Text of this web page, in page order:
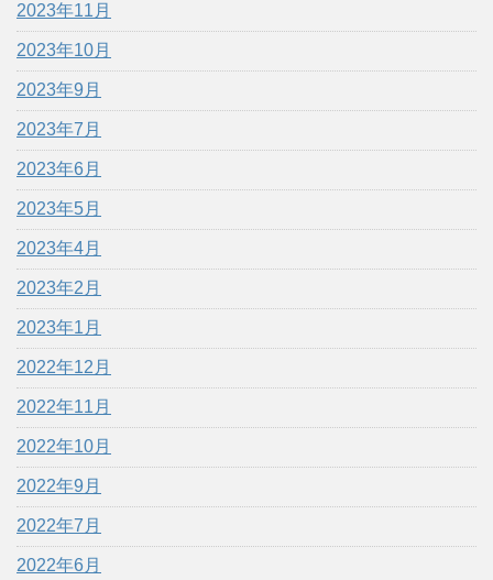
2023年11月
2023年10月
2023年9月
2023年7月
2023年6月
2023年5月
2023年4月
2023年2月
2023年1月
2022年12月
2022年11月
2022年10月
2022年9月
2022年7月
2022年6月